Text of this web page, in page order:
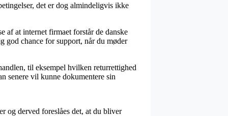
det er dog almindeligvis ikke
af at internet firmaet forstår de danske
god chance for support, når du møder
til eksempel hvilken returrettighed
senere vil kunne dokumentere sin
og derved foreslåes det, at du bliver